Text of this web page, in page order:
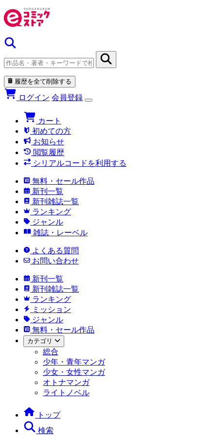
履歴を全て削除する
ログイン 会員登録
カート
初めての方
お知らせ
閲覧履歴
シリアルコードを利用する
無料・セール作品
新刊一覧
新刊雑誌一覧
ランキング
ジャンル
雑誌・レーベル
よくある質問
お問い合わせ
新刊一覧
新刊雑誌一覧
ランキング
ミッション
ジャンル
無料・セール作品
カテゴリ
総合
少年・青年マンガ
少女・女性マンガ
オトナマンガ
ライトノベル
トップ
検索